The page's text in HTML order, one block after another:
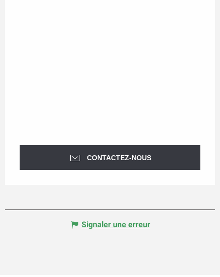
CONTACTEZ-NOUS
Signaler une erreur